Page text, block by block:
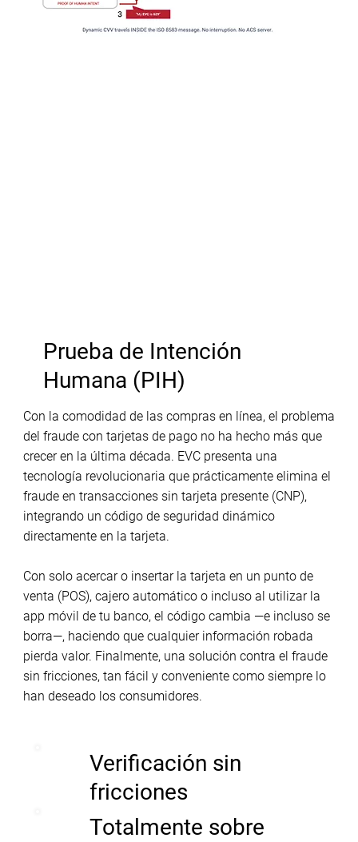
Prueba de Intención
Humana (PIH)
Con la comodidad de las compras en línea, el problema
del fraude con tarjetas de pago no ha hecho más que
crecer en la última década. EVC presenta una
tecnología revolucionaria que prácticamente elimina el
fraude en transacciones sin tarjeta presente (CNP),
integrando un código de seguridad dinámico
directamente en la tarjeta.
Con solo acercar o insertar la tarjeta en un punto de
venta (POS), cajero automático o incluso al utilizar la
app móvil de tu banco, el código cambia —e incluso se
borra—, haciendo que cualquier información robada
pierda valor. Finalmente, una solución contra el fraude
sin fricciones, tan fácil y conveniente como siempre lo
han deseado los consumidores.
Verificación sin
fricciones
Totalmente sobre